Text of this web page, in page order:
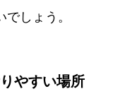
しょう。
やすい場所